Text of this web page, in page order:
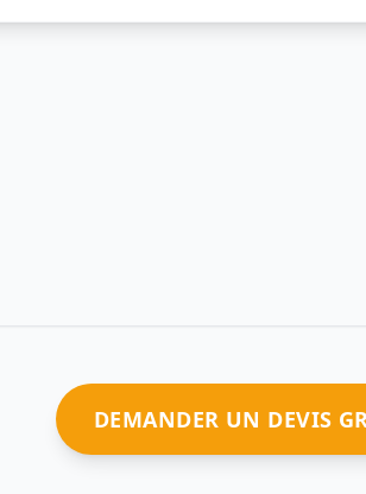
DEMANDER UN DEVIS